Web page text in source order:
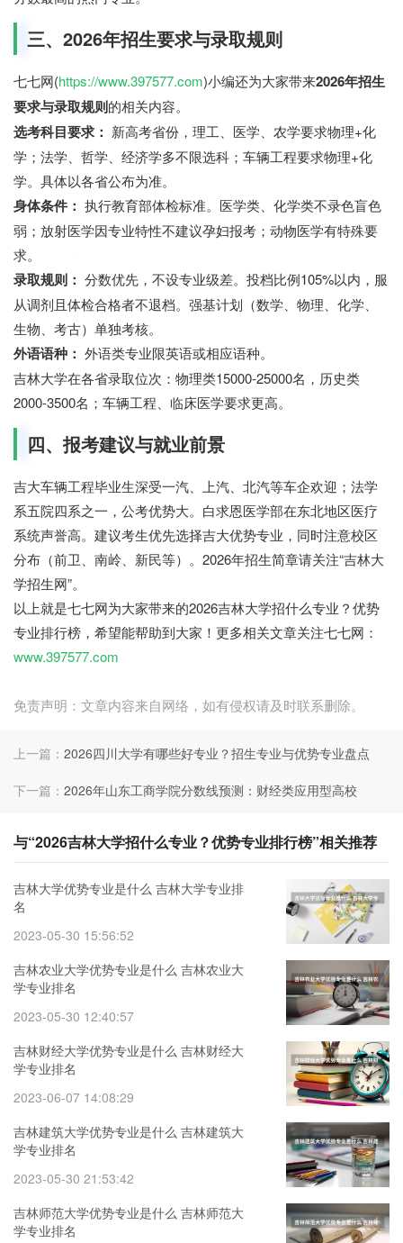
三、2026年招生要求与录取规则
七七网(https://www.397577.com)小编还为大家带来2026年招生
要求与录取规则的相关内容。
选考科目要求： 新高考省份，理工、医学、农学要求物理+化
学；法学、哲学、经济学多不限选科；车辆工程要求物理+化
学。具体以各省公布为准。
身体条件： 执行教育部体检标准。医学类、化学类不录色盲色
弱；放射医学因专业特性不建议孕妇报考；动物医学有特殊要
求。
录取规则： 分数优先，不设专业级差。投档比例105%以内，服
从调剂且体检合格者不退档。强基计划（数学、物理、化学、
生物、考古）单独考核。
外语语种： 外语类专业限英语或相应语种。
吉林大学在各省录取位次：物理类15000-25000名，历史类
2000-3500名；车辆工程、临床医学要求更高。
四、报考建议与就业前景
吉大车辆工程毕业生深受一汽、上汽、北汽等车企欢迎；法学
系五院四系之一，公考优势大。白求恩医学部在东北地区医疗
系统声誉高。建议考生优先选择吉大优势专业，同时注意校区
分布（前卫、南岭、新民等）。2026年招生简章请关注“吉林大
学招生网”。
以上就是七七网为大家带来的2026吉林大学招什么专业？优势
专业排行榜，希望能帮助到大家！更多相关文章关注七七网：
www.397577.com
免责声明：文章内容来自网络，如有侵权请及时联系删除。
上一篇： 2026四川大学有哪些好专业？招生专业与优势专业盘点
下一篇： 2026年山东工商学院分数线预测：财经类应用型高校
与“2026吉林大学招什么专业？优势专业排行榜”相关推荐
吉林大学优势专业是什么 吉林大学专业排
名
2023-05-30 15:56:52
吉林农业大学优势专业是什么 吉林农业大
学专业排名
2023-05-30 12:40:57
吉林财经大学优势专业是什么 吉林财经大
学专业排名
2023-06-07 14:08:29
吉林建筑大学优势专业是什么 吉林建筑大
学专业排名
2023-05-30 21:53:42
吉林师范大学优势专业是什么 吉林师范大
学专业排名